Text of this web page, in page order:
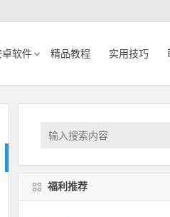
卓软件 精品教程 实用技巧
福利推荐